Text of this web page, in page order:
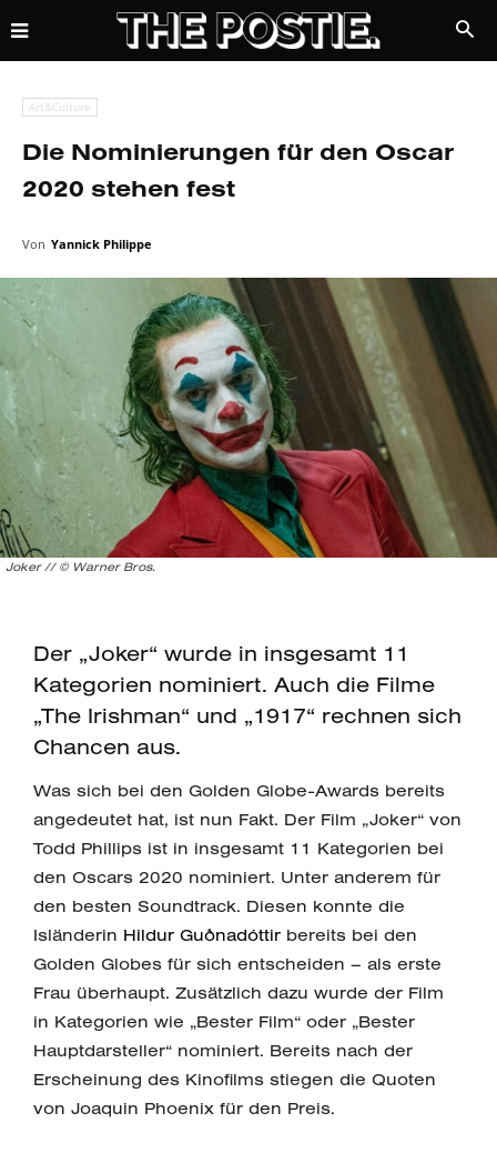
Art&Culture
Die Nominierungen für den Oscar
2020 stehen fest
Von Yannick Philippe
Joker // © Warner Bros.
Der „Joker“ wurde in insgesamt 11
Kategorien nominiert. Auch die Filme
„The Irishman“ und „1917“ rechnen sich
Chancen aus.
Was sich bei den Golden Globe-Awards bereits
angedeutet hat, ist nun Fakt. Der Film „Joker“ von
Todd Phillips ist in insgesamt 11 Kategorien bei
den Oscars 2020 nominiert. Unter anderem für
den besten Soundtrack. Diesen konnte die
Isländerin Hildur Guðnadóttir bereits bei den
Golden Globes für sich entscheiden – als erste
Frau überhaupt. Zusätzlich dazu wurde der Film
in Kategorien wie „Bester Film“ oder „Bester
Hauptdarsteller“ nominiert. Bereits nach der
Erscheinung des Kinofilms stiegen die Quoten
von Joaquin Phoenix für den Preis.